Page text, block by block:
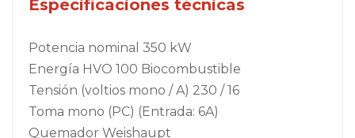
Especificaciones técnicas
Potencia nominal 350 kW
Energía HVO 100 Biocombustible
Tensión (voltios mono / A) 230 / 16
Toma mono (PC) (Entrada: 6A)
Quemador Weishaupt